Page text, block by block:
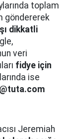
toplam
göndererek
dikkatli
veri
fidye için
ise
Jeremiah